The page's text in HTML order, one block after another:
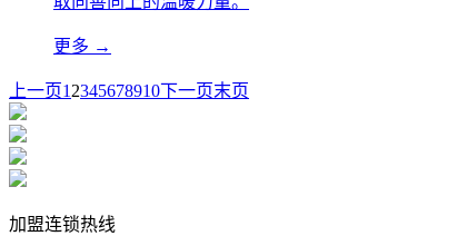
更多 →
上一页1 2345678910下一页末页
加盟连锁热线